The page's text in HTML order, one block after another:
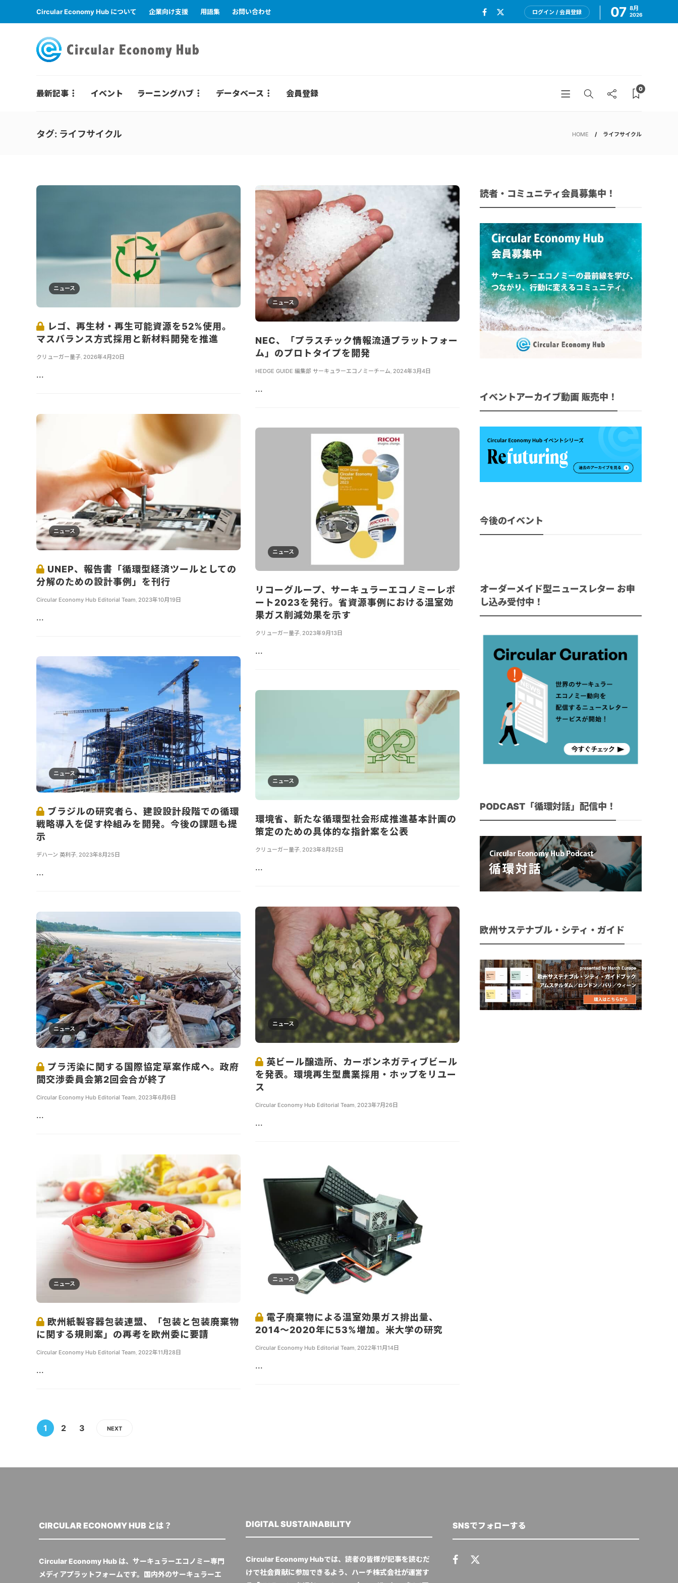
Circular Economy Hub について 企業向け支援 用語集 お問い合わせ ログイン / 会員登録 07 8月
2026
最新記事 イベント ラーニングハブ データベース 会員登録 0
タグ: ライフサイクル HOME ライフサイクル
ニュース
レゴ、再生材・再生可能資源を52%使用。
マスバランス方式採用と新材料開発を推進
クリューガー量子, 2026年4月20日
...
ニュース
NEC、「プラスチック情報流通プラットフォー
ム」のプロトタイプを開発
HEDGE GUIDE 編集部 サーキュラーエコノミーチーム 2024年3月4日
...
ニュース
UNEP、報告書「循環型経済ツールとしての
分解のための設計事例」を刊行
Circular Economy Hub Editorial Team 2023年10月19日
...
ニュース
リコーグループ、サーキュラーエコノミーレポ
ート2023を発行。省資源事例における温室効
果ガス削減効果を示す
クリューガー量子, 2023年9月13日
...
ニュース
ブラジルの研究者ら、建設設計段階での循環
戦略導入を促す枠組みを開発。今後の課題も提
示
デハーン 英利子 2023年8月25日
...
ニュース
環境省、新たな循環型社会形成推進基本計画の
策定のための具体的な指針案を公表
クリューガー量子, 2023年8月25日
...
ニュース
英ビール醸造所、カーボンネガティブビール
を発表。環境再生型農業採用・ホップをリユー
ス
Circular Economy Hub Editorial Team 2023年7月26日
...
ニュース
プラ汚染に関する国際協定草案作成へ。政府
間交渉委員会第2回会合が終了
Circular Economy Hub Editorial Team 2023年6月6日
...
ニュース
欧州紙製容器包装連盟、「包装と包装廃棄物
に関する規則案」の再考を欧州委に要請
Circular Economy Hub Editorial Team, 2022年11月28日
...
ニュース
電子廃棄物による温室効果ガス排出量、
2014～2020年に53%増加。米大学の研究
Circular Economy Hub Editorial Team 2022年11月14日
...
1 2 3 NEXT
読者・コミュニティ会員募集中！
イベントアーカイブ動画 販売中！
今後のイベント
オーダーメイド型ニュースレター お申
し込み受付中！
PODCAST「循環対話」配信中！
欧州サステナブル・シティ・ガイド
CIRCULAR ECONOMY HUB とは？
Circular Economy Hub は、サーキュラーエコノミー専門
メディアプラットフォームです。国内外のサーキュラーエ
DIGITAL SUSTAINABILITY
Circular Economy Hubでは、読者の皆様が記事を読むだ
けで社会貢献に参加できるよう、ハーチ株式会社が運営す
SNSでフォローする